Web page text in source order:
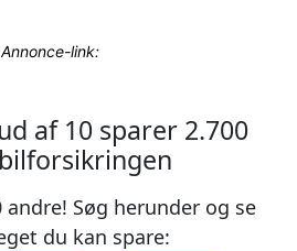
Annonce-link: